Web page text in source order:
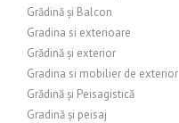
Grădină și Balcon
Gradina si exterioare
Grădină și exterior
Gradina si mobilier de exterior
Grădină și Peisagistică
Gradină și peisaj